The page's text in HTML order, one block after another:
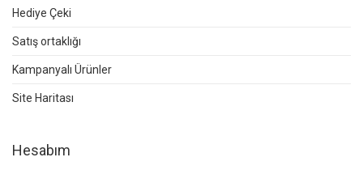
Hediye Çeki
Satış ortaklığı
Kampanyalı Ürünler
Site Haritası
Hesabım